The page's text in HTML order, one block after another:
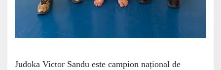
Judoka Victor Sandu este campion național de